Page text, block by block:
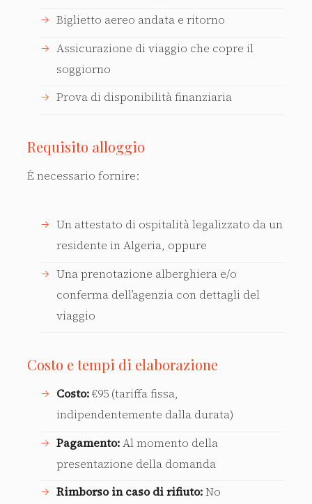
Biglietto aereo andata e ritorno
Assicurazione di viaggio che copre il
soggiorno
Prova di disponibilità finanziaria
Requisito alloggio
È necessario fornire:
Un attestato di ospitalità legalizzato da un
residente in Algeria, oppure
Una prenotazione alberghiera e/o
conferma dell’agenzia con dettagli del
viaggio
Costo e tempi di elaborazione
Costo:€95 (tariffa fissa,
indipendentemente dalla durata)
Pagamento:Al momento della
presentazione della domanda
Rimborso in caso di rifiuto:No